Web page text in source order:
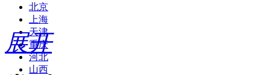
北京
上海
天津
重庆
河北
山西
展开